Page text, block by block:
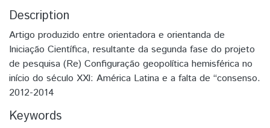
Description
Artigo produzido entre orientadora e orientanda de
Iniciação Científica, resultante da segunda fase do projeto
de pesquisa (Re) Configuração geopolítica hemisférica no
início do século XXl: América Latina e a falta de “consenso.
2012-2014
Keywords